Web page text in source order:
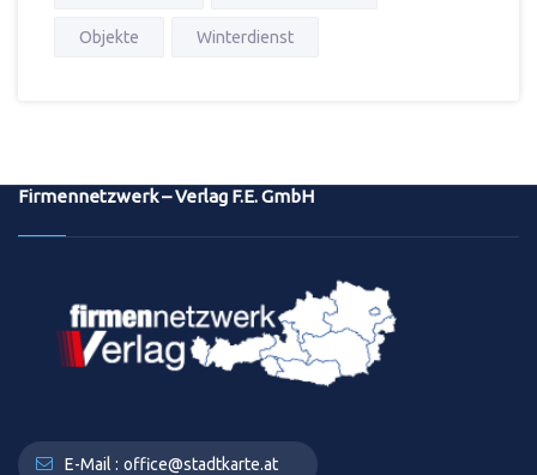
Objekte Winterdienst
Firmennetzwerk – Verlag F.E. GmbH
E-Mail : office@stadtkarte.at